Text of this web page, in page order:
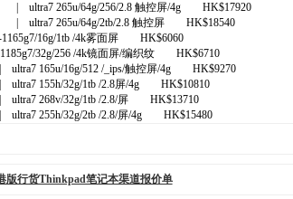
| ultra7 265u/64g/256/2.8 触控屏/4g HK$17920
| ultra7 265u/64g/2tb/2.8 触控屏 HK$18540
16g/1tb /4k雾面屏 HK$6060
32g/256 /4k镜面屏/编织纹 HK$6710
165u/16g/512 /_ips/触控屏/4g HK$9270
155h/32g/1tb /2.8屏/4g HK$10810
268v/32g/1tb /2.8/屏 HK$13710
255h/32g/2tb /2.8/屏/4g HK$15480
港版行货Thinkpad笔记本渠道报价单